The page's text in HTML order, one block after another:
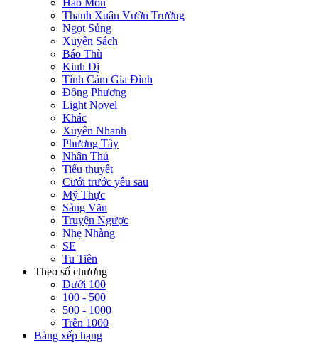
Hào Môn
Thanh Xuân Vườn Trường
Ngọt Sủng
Xuyên Sách
Báo Thù
Kinh Dị
Tình Cảm Gia Đình
Đông Phương
Light Novel
Khác
Xuyên Nhanh
Phương Tây
Nhân Thú
Tiểu thuyết
Cưới trước yêu sau
Mỹ Thực
Sảng Văn
Truyện Ngược
Nhẹ Nhàng
SE
Tu Tiên
Theo số chương
Dưới 100
100 - 500
500 - 1000
Trên 1000
Bảng xếp hạng